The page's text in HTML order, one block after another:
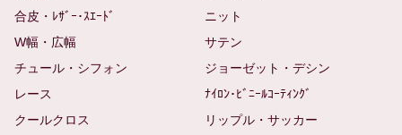
合皮・ﾚｻﾞｰ･ｽｴｰﾄﾞ
ニット
W幅・広幅
サテン
チュール・シフォン
ジョーゼット・デシン
レース
ﾅｲﾛﾝ･ﾋﾞﾆｰﾙｺｰﾃｨﾝｸﾞ
クールクロス
リップル・サッカー